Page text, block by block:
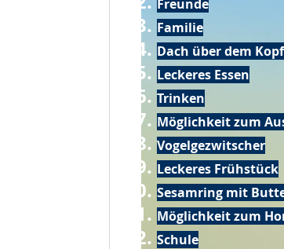
Freunde
Familie
Dach über dem Kopf
Leckeres Essen
Trinken
Möglichkeit zum
Vogelgezwitscher
Leckeres Frühstück
Sesamring mit
Möglichkeit zum
Schule